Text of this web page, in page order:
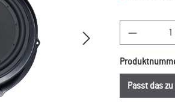
Produkt
Passt das